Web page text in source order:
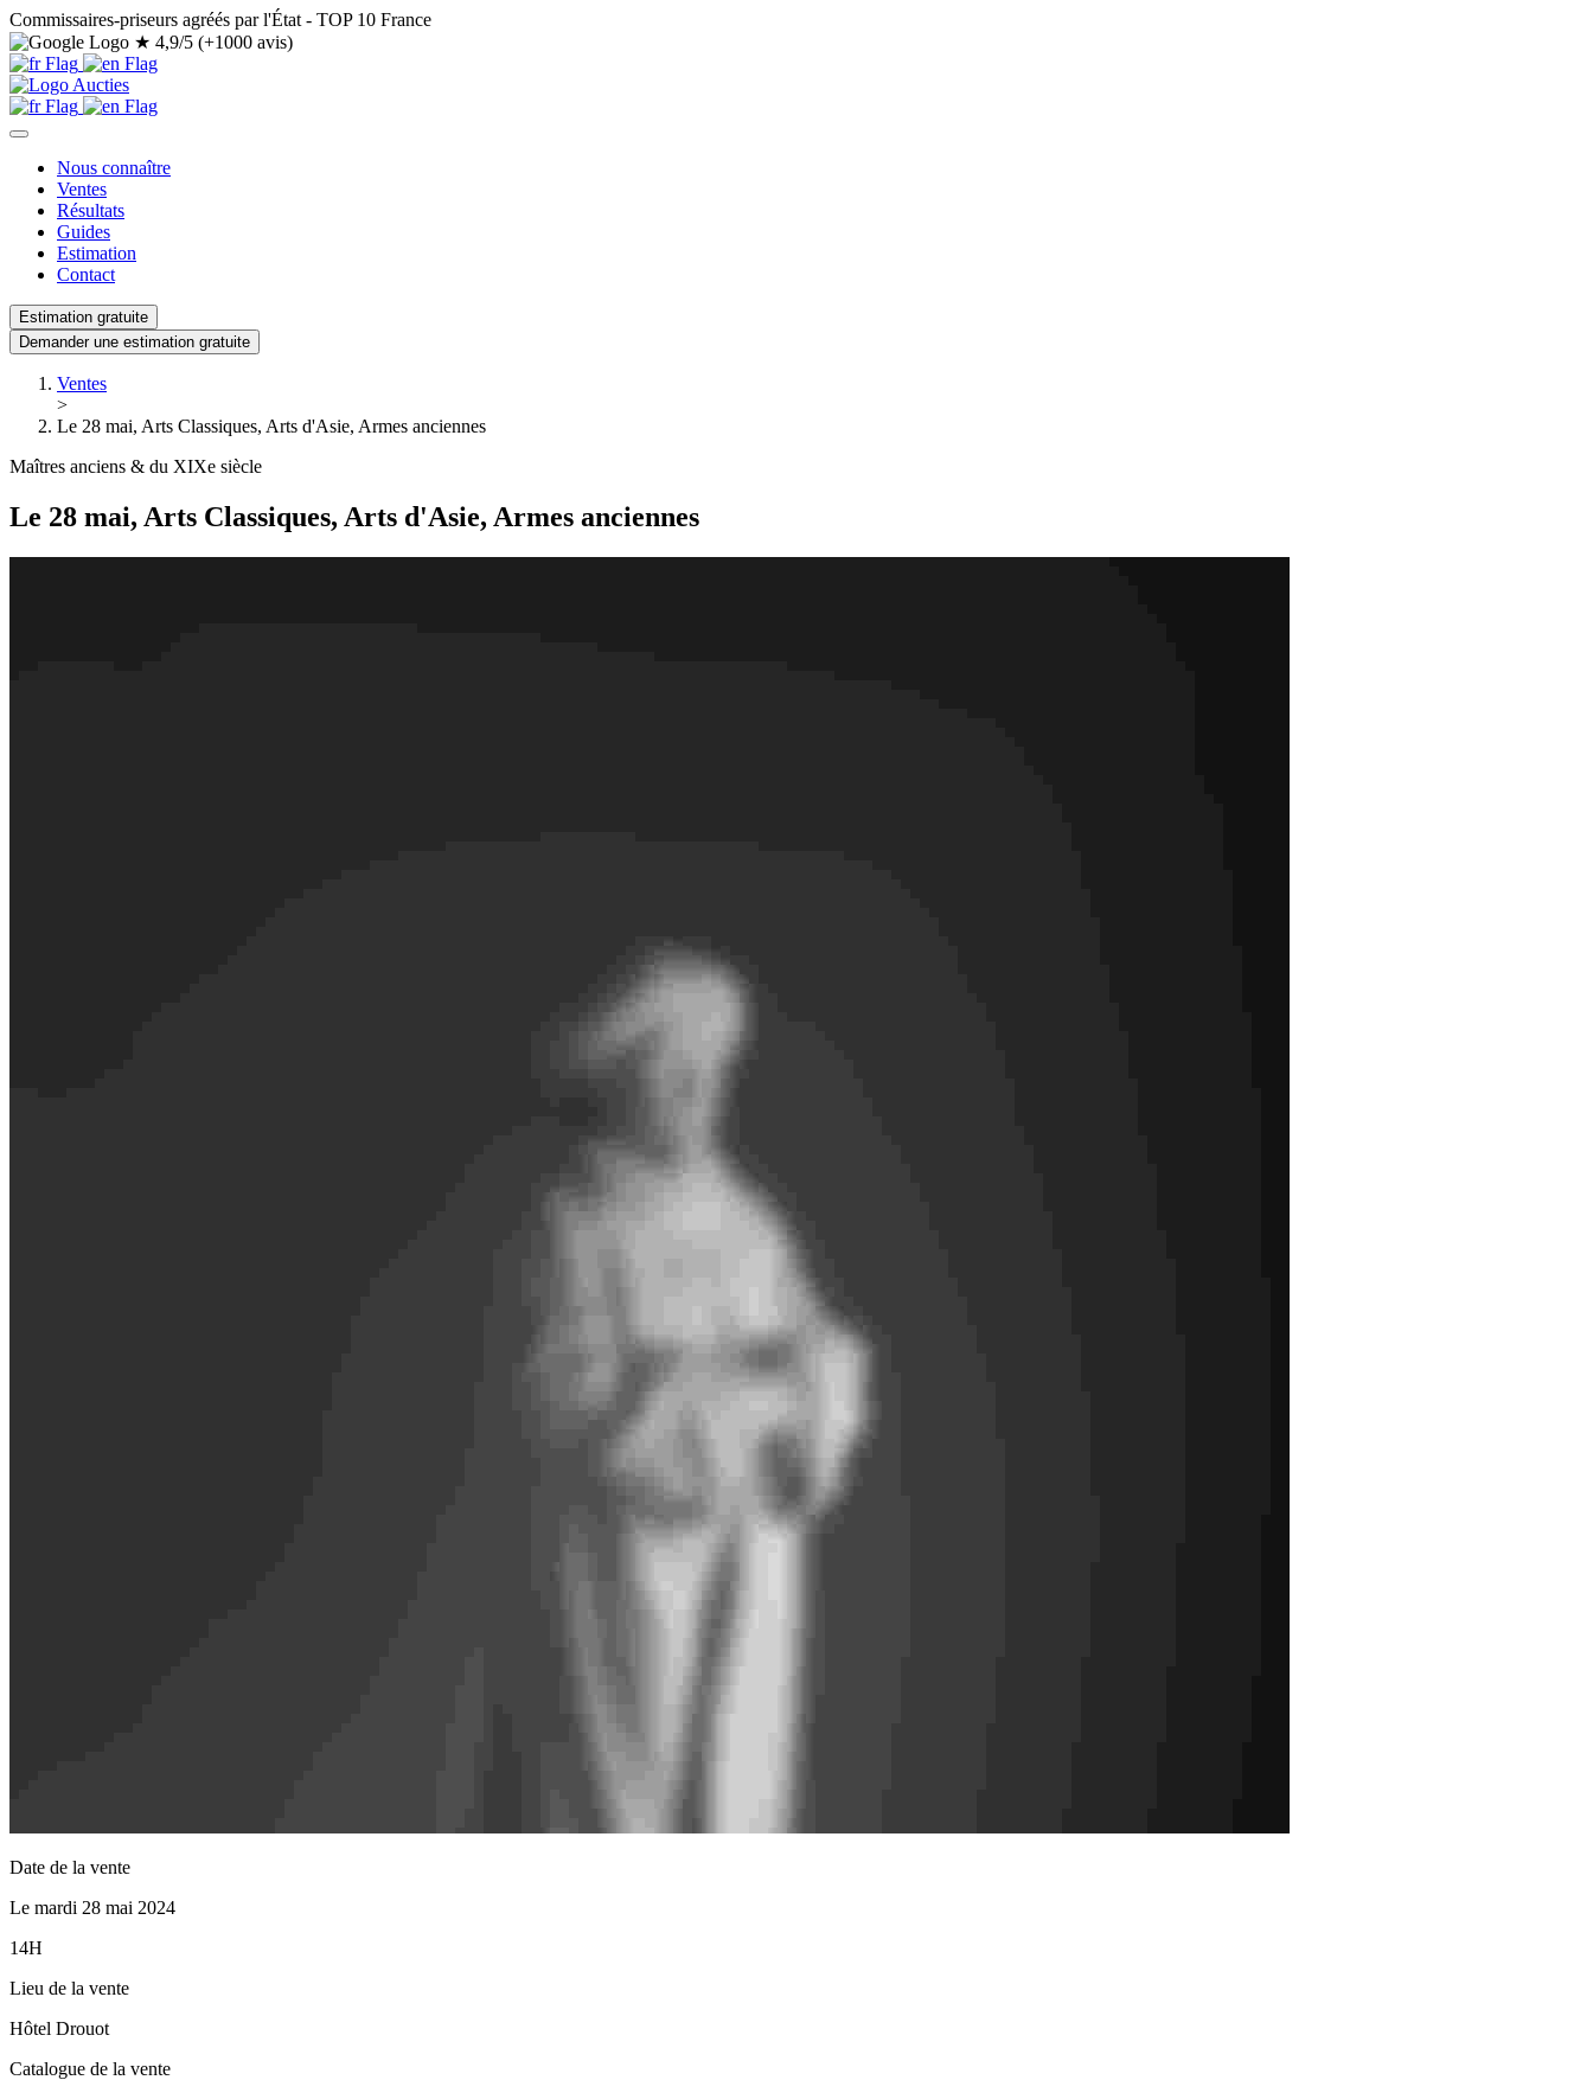
Commissaires-priseurs agréés par l'État - TOP 10 France
★ 4,9/5 (+1000 avis)
Nous connaître
Ventes
Résultats
Guides
Estimation
Contact
Estimation gratuite
Demander une estimation gratuite
Ventes
>
Le 28 mai, Arts Classiques, Arts d'Asie, Armes anciennes
Maîtres anciens & du XIXe siècle
Le 28 mai, Arts Classiques, Arts d'Asie, Armes anciennes
Date de la vente
Le mardi 28 mai 2024
14H
Lieu de la vente
Hôtel Drouot
Catalogue de la vente